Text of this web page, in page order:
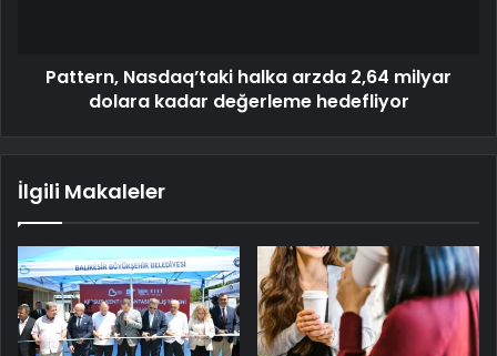
Pattern, Nasdaq’taki halka arzda 2,64 milyar
dolara kadar değerleme hedefliyor
İlgili Makaleler